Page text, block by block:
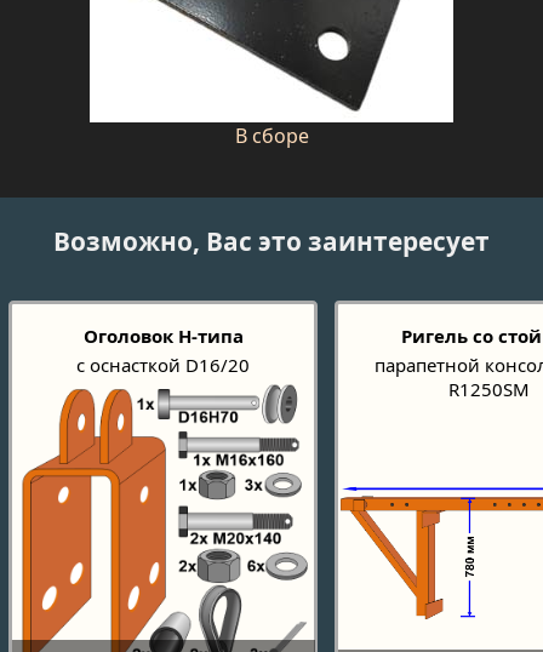
В сборе
Возможно, Вас это заинтересует
Оголовок Н-типа
с оснасткой D16/20
Ригель со
парапетной
R1250SM